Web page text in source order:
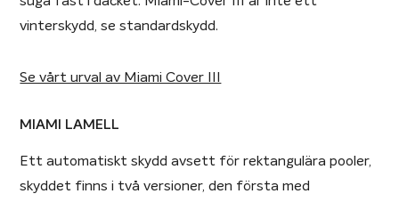
vinterskydd, se standardskydd.
Se vårt urval av Miami Cover III
MIAMI LAMELL
Ett automatiskt skydd avsett för rektangulära pooler,
skyddet finns i två versioner, den första med